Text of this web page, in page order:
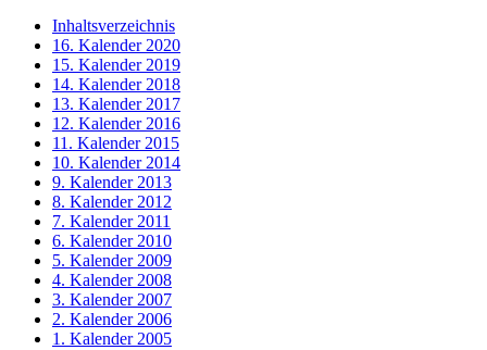
Inhaltsverzeichnis
16. Kalender 2020
15. Kalender 2019
14. Kalender 2018
13. Kalender 2017
12. Kalender 2016
11. Kalender 2015
10. Kalender 2014
9. Kalender 2013
8. Kalender 2012
7. Kalender 2011
6. Kalender 2010
5. Kalender 2009
4. Kalender 2008
3. Kalender 2007
2. Kalender 2006
1. Kalender 2005